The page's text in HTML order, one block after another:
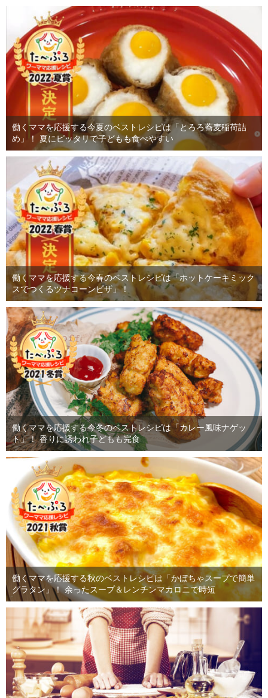
働くママを応援する今夏のベストレシピは「とろろ蕎麦稲荷詰
め」！ 夏にピッタリで子どもも食べやすい
働くママを応援する今春のベストレシピは「ホットケーキミック
スでつくるツナコーンピザ」！
働くママを応援する今冬のベストレシピは「カレー風味ナゲッ
ト」！ 香りに誘われ子どもも完食
働くママを応援する秋のベストレシピは「かぼちゃスープで簡単
グラタン」！ 余ったスープ＆レンチンマカロニで時短